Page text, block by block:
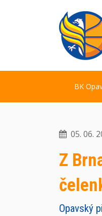
BK
05. 06.
Z
Opavský